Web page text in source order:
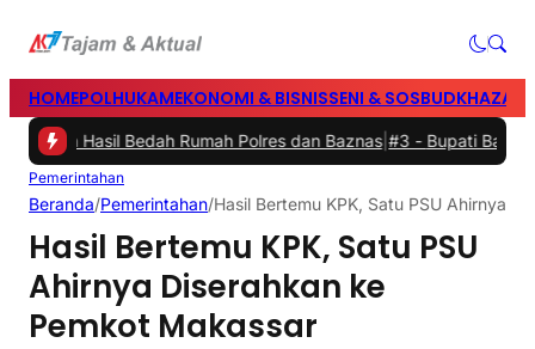
HOMEPOLHUKAMEKONOMI & BISNISSENI & SOSBUD
Hasil Bedah Rumah Polres dan Baznas|#3 -Bupati Barru
Pemerintahan
Beranda/Pemerintahan/Hasil Bertemu KPK, Satu PSU Ahirnya
Hasil Bertemu KPK, Satu PSU
Ahirnya Diserahkan ke
Pemkot Makassar